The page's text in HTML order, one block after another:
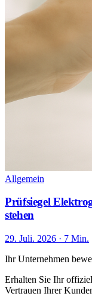
Allgemein
Prüfsiegel
stehen
29. Juli. 2026 · 7 Min.
Ihr Unternehmen
Erhalten Sie Ihr
Vertrauen Ihrer